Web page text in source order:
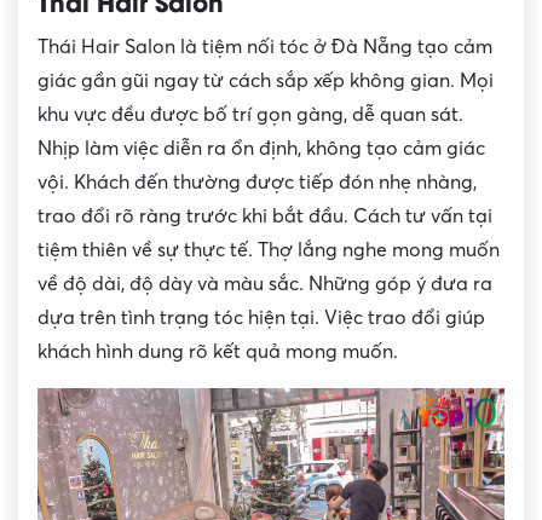
Thái Hair Salon là tiệm nối tóc ở Đà Nẵng tạo cảm
giác gần gũi ngay từ cách sắp xếp không gian. Mọi
khu vực đều được bố trí gọn gàng, dễ quan sát.
Nhịp làm việc diễn ra ổn định, không tạo cảm giác
vội. Khách đến thường được tiếp đón nhẹ nhàng,
trao đổi rõ ràng trước khi bắt đầu. Cách tư vấn tại
tiệm thiên về sự thực tế. Thợ lắng nghe mong muốn
về độ dài, độ dày và màu sắc. Những góp ý đưa ra
dựa trên tình trạng tóc hiện tại. Việc trao đổi giúp
khách hình dung rõ kết quả mong muốn.